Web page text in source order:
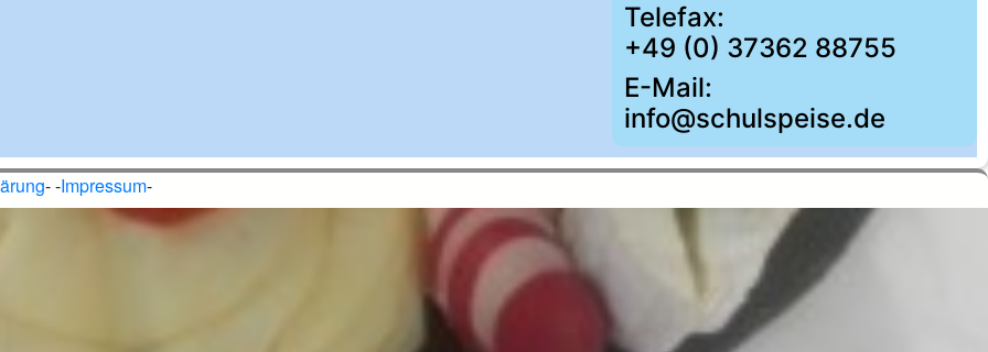
Telefax:
+49 (0) 37362 88755
E-Mail:
info@schulspeise.de
- -Impressum-